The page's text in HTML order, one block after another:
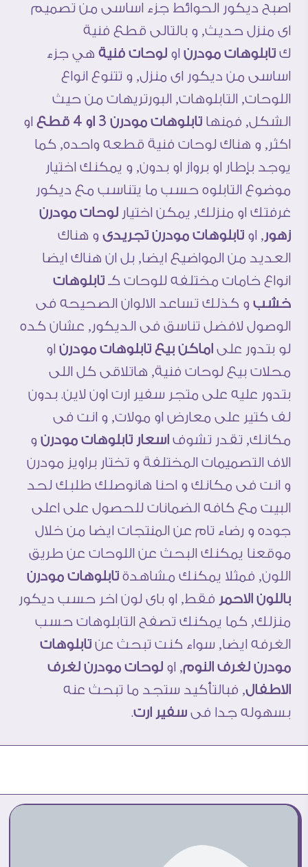
اصبح ديكور الحوائط جزء اساسى من تصميم
اى منزل حديث, و بالتالى قطع فنية
ك تابلوهات مودرن او لوحات فنية هي جزء
اساسى من ديكور اى منزل, و تتنوع انواع
اللوحات, التابلوهات, البورتريهات من حيث
الشكل, فمنها تابلوهات مودرن 3 او 4 قطع
او
اكثر, و هناك لوحات فنية قطعه واحده, كما
يوجد بإطار او برواز او بدون, و يمكنك اختيار
موضوع التابلوه حسب ما يتناسب مع ديكور
غرفتك او منزلك, يمكن اختيار لوحات مودرن
زهور, او تابلوهات مودرن تجريدى و هناك
العديد من المواضيع ايضا, بل ان هناك ايضا
انواع خامات مختلفه للوحات كـ تابلوهات
خشب و كذلك تساعد الالوان الصحيحه فى
الوصول لافضل تناسق فى الديكور, عشان كده
لو بتدور على اماكن بيع تابلوهات مودرن او
محلات بيع لوحات فنية, هاتلاقى كل اللى
بتدور عليه على متجر سفير ارت اون لاين. بدون
لف كتير على معارض او مولات, و انت فى
مكانك, تقدر تشوف اسعار تابلوهات مودرن و
الاف التصميمات المختلفة و تختار براويز مودرن
و انت فى مكانك و احنا هانوصلك طلبك لحد
البيت مع كافه الضمانات للحصول على اعلى
جوده و رضاء تام عن المنتجات ايضا من خلال
موقعنا يمكنك البحث عن اللوحات عن طريق
اللون, فمثلا يمكنك مشاهدة تابلوهات مودرن
باللون الاحمر فقط, او باى لون اخر حسب ديكور
منزلك, كما يمكنك تصفح التابلوهات حسب
الغرفه ايضا, سواء كنت تبحث عن تابلوهات
مودرن لغرف النوم, او لوحات مودرن لغرف
الاطفال, فبالتأكيد ستجد ما تبحث عنه
بسهوله جدا فى سفير ارت.